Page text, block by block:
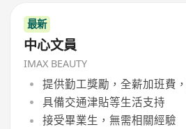
最新
中心文員
IMAX BEAUTY
提供勤工獎勵，全薪加班費
具備交通津貼等生活支持
接受畢業生，無需相關經驗